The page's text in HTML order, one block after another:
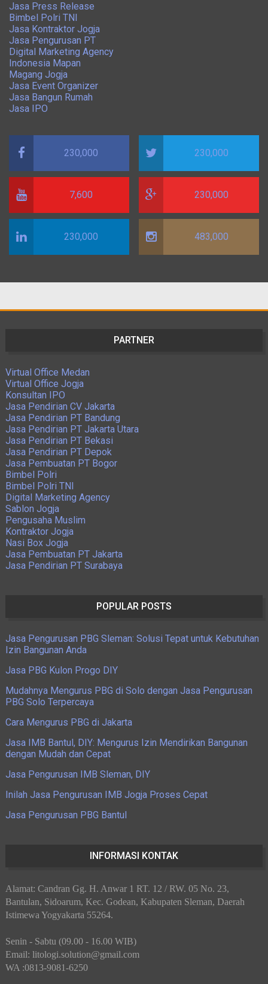
Jasa Press Release
Bimbel Polri TNI
Jasa Kontraktor Jogja
Jasa Pengurusan PT
Digital Marketing Agency
Indonesia Mapan
Magang Jogja
Jasa Event Organizer
Jasa Bangun Rumah
Jasa IPO
230,000 230,000
7,600 230,000
230,000 483,000
PARTNER
Virtual Office Medan
Virtual Office Jogja
Konsultan IPO
Jasa Pendirian CV Jakarta
Jasa Pendirian PT Bandung
Jasa Pendirian PT Jakarta Utara
Jasa Pendirian PT Bekasi
Jasa Pendirian PT Depok
Jasa Pembuatan PT Bogor
Bimbel Polri
Bimbel Polri TNI
Digital Marketing Agency
Sablon Jogja
Pengusaha Muslim
Kontraktor Jogja
Nasi Box Jogja
Jasa Pembuatan PT Jakarta
Jasa Pendirian PT Surabaya
POPULAR POSTS
Jasa Pengurusan PBG Sleman: Solusi Tepat untuk Kebutuhan
Izin Bangunan Anda
Jasa PBG Kulon Progo DIY
Mudahnya Mengurus PBG di Solo dengan Jasa Pengurusan
PBG Solo Terpercaya
Cara Mengurus PBG di Jakarta
Jasa IMB Bantul, DIY: Mengurus Izin Mendirikan Bangunan
dengan Mudah dan Cepat
Jasa Pengurusan IMB Sleman, DIY
Inilah Jasa Pengurusan IMB Jogja Proses Cepat
Jasa Pengurusan PBG Bantul
INFORMASI KONTAK
Alamat: Candran Gg. H. Anwar 1 RT. 12 / RW. 05 No. 23,
Bantulan, Sidoarum, Kec. Godean, Kabupaten Sleman, Daerah
Istimewa Yogyakarta 55264.
Senin - Sabtu (09.00 - 16.00 WIB)
Email: litologi.solution@gmail.com
WA :0813-9081-6250